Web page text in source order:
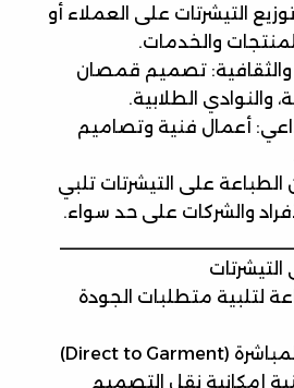
التيشرتات على العملاء أو
والخدمات.
والثقافية: تصميم قمصان
والنوادي الطلابية.
أعمال فنية وتصاميم
على التيشرتات تلبي
والشركات على حد سواء.
لتلبية متطلبات الجودة
إمكانية نقل التصميم